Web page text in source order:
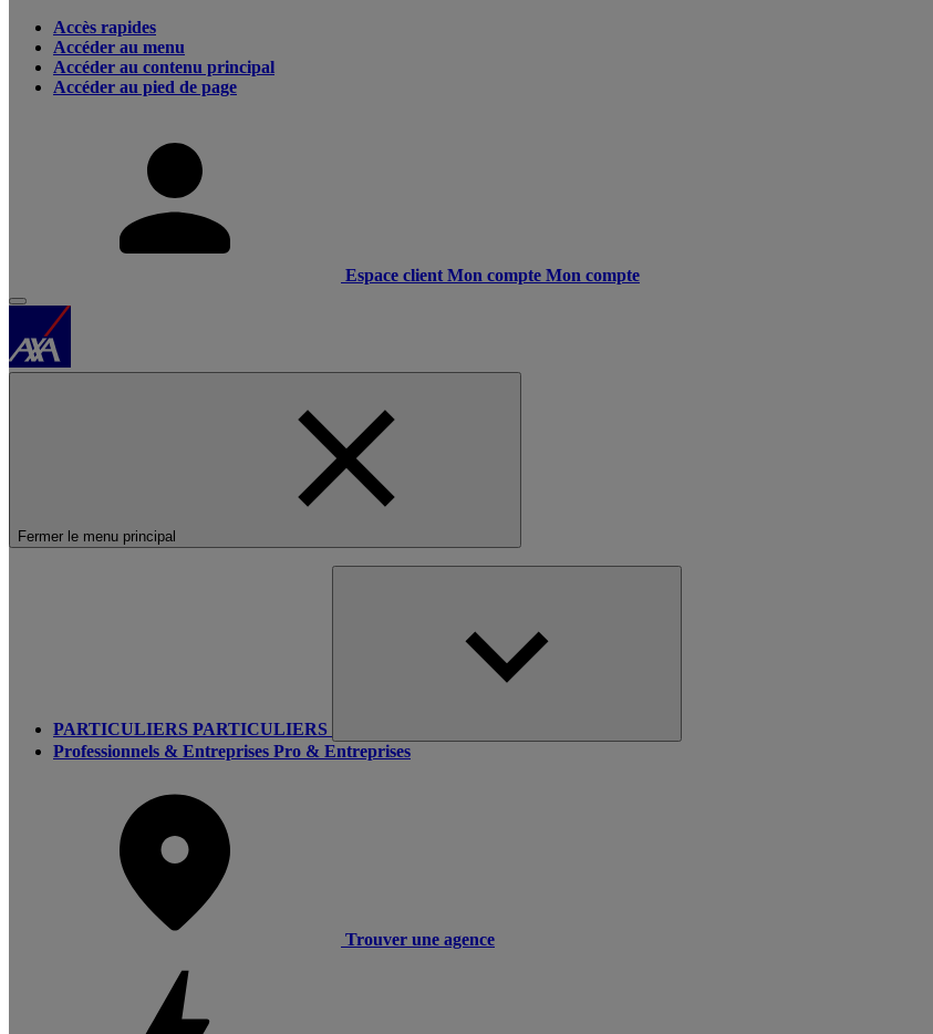
Accès rapides
Accéder au menu
Accéder au contenu principal
Accéder au pied de page
Espace client Mon compte Mon compte
Fermer le menu principal
PARTICULIERS PARTICULIERS
Professionnels & Entreprises Pro & Entreprises
Trouver une agence